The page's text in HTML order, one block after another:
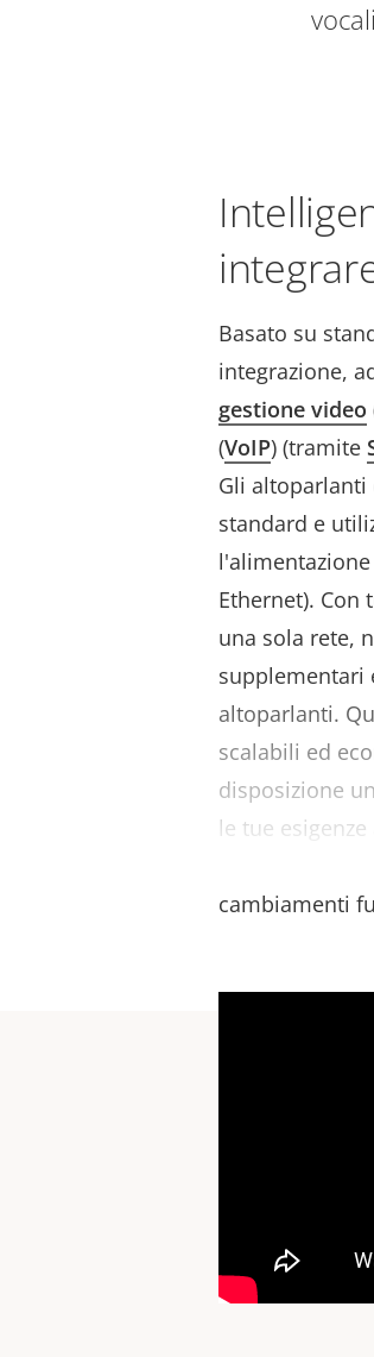
Basato su
integrazione,
gestione video
(VoIP) (tramite
Gli altoparlanti
standard e
Ethernet).
una sola rete,
supplementari
altoparlanti.
scalabili ed
disposizione
le tue
cambiamenti